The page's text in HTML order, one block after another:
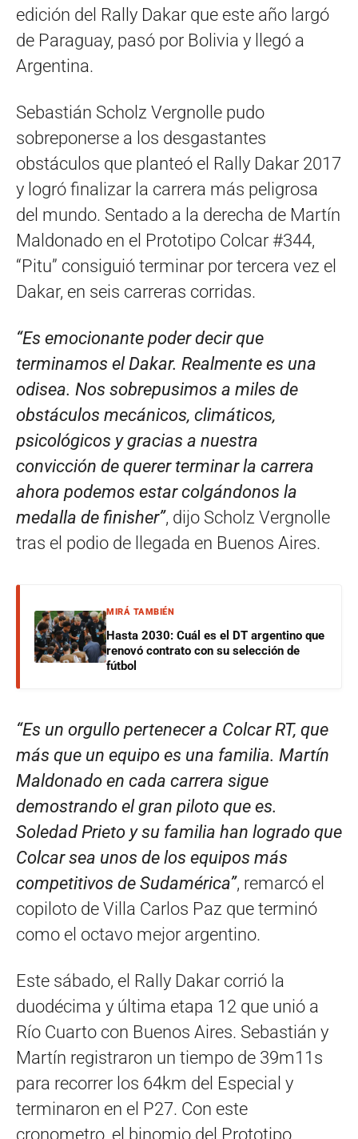
edición del Rally Dakar que este año largó
de Paraguay, pasó por Bolivia y llegó a
Argentina.
Sebastián Scholz Vergnolle pudo
sobreponerse a los desgastantes
obstáculos que planteó el Rally Dakar 2017
y logró finalizar la carrera más peligrosa
del mundo. Sentado a la derecha de Martín
Maldonado en el Prototipo Colcar #344,
“Pitu” consiguió terminar por tercera vez el
Dakar, en seis carreras corridas.
“Es emocionante poder decir que
terminamos el Dakar. Realmente es una
odisea. Nos sobrepusimos a miles de
obstáculos mecánicos, climáticos,
psicológicos y gracias a nuestra
convicción de querer terminar la carrera
ahora podemos estar colgándonos la
medalla de finisher”, dijo Scholz Vergnolle
tras el podio de llegada en Buenos Aires.
MIRÁ TAMBIÉN
Hasta 2030: Cuál es el DT argentino que
renovó contrato con su selección de
fútbol
“Es un orgullo pertenecer a Colcar RT, que
más que un equipo es una familia. Martín
Maldonado en cada carrera sigue
demostrando el gran piloto que es.
Soledad Prieto y su familia han logrado que
Colcar sea unos de los equipos más
competitivos de Sudamérica”, remarcó el
copiloto de Villa Carlos Paz que terminó
como el octavo mejor argentino.
Este sábado, el Rally Dakar corrió la
duodécima y última etapa 12 que unió a
Río Cuarto con Buenos Aires. Sebastián y
Martín registraron un tiempo de 39m11s
para recorrer los 64km del Especial y
terminaron en el P27. Con este
cronometro, el binomio del Prototipo